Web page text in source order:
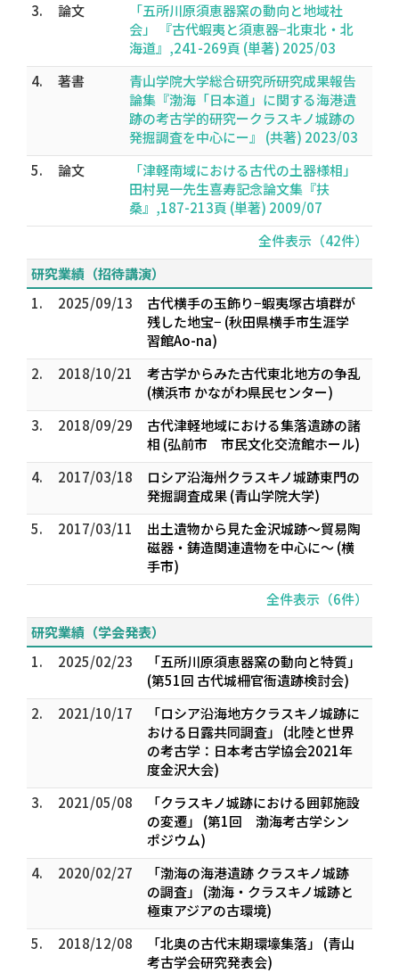
3.
論文
「五所川原須恵器窯の動向と地域社
会」 『古代蝦夷と須恵器−北東北・北
海道』,241-269頁 (単著) 2025/03
4.
著書
青山学院大学総合研究所研究成果報告
論集『渤海「日本道」に関する海港遺
跡の考古学的研究ークラスキノ城跡の
発掘調査を中心にー』 (共著) 2023/03
5.
論文
「津軽南域における古代の土器様相」
田村晃一先生喜寿記念論文集『扶
桑』,187-213頁 (単著) 2009/07
全件表示（42件）
研究業績（招待講演）
1.
2025/09/13
古代横手の玉飾り−蝦夷塚古墳群が
残した地宝− (秋田県横手市生涯学
習館Ao-na)
2.
2018/10/21
考古学からみた古代東北地方の争乱
(横浜市 かながわ県民センター)
3.
2018/09/29
古代津軽地域における集落遺跡の諸
相 (弘前市 市民文化交流館ホール)
4.
2017/03/18
ロシア沿海州クラスキノ城跡東門の
発掘調査成果 (青山学院大学)
5.
2017/03/11
出土遺物から見た金沢城跡〜貿易陶
磁器・鋳造関連遺物を中心に〜 (横
手市)
全件表示（6件）
研究業績（学会発表）
1.
2025/02/23
「五所川原須恵器窯の動向と特質」
(第51回 古代城柵官衙遺跡検討会)
2.
2021/10/17
「ロシア沿海地方クラスキノ城跡に
おける日露共同調査」 (北陸と世界
の考古学：日本考古学協会2021年
度金沢大会)
3.
2021/05/08
「クラスキノ城跡における囲郭施設
の変遷」 (第1回 渤海考古学シン
ポジウム)
4.
2020/02/27
「渤海の海港遺跡 クラスキノ城跡
の調査」 (渤海・クラスキノ城跡と
極東アジアの古環境)
5.
2018/12/08
「北奥の古代末期環壕集落」 (青山
考古学会研究発表会)